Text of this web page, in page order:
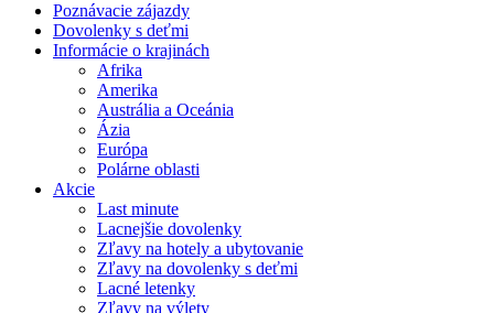
Poznávacie zájazdy
Dovolenky s deťmi
Informácie o krajinách
Afrika
Amerika
Austrália a Oceánia
Ázia
Európa
Polárne oblasti
Akcie
Last minute
Lacnejšie dovolenky
Zľavy na hotely a ubytovanie
Zľavy na dovolenky s deťmi
Lacné letenky
Zľavy na výlety